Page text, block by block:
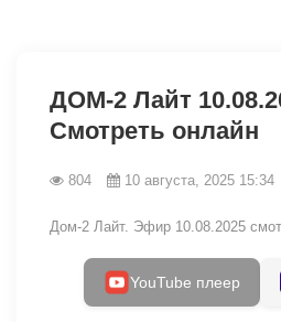
ДОМ-2 Лайт
Смотреть онлайн
804 10 августа, 2025 15:34
Дом-2 Лайт. Эфир 10.08.2025
YouTube плеер